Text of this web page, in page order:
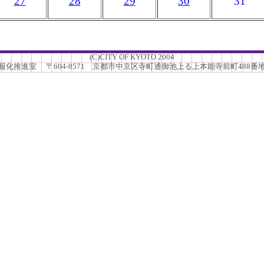
(C)CITY OF KYOTO 2004
化推進室 〒604-8571 京都市中京区寺町通御池上る上本能寺前町488番